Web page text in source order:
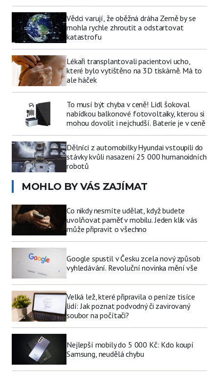
Vědci varují, že oběžná dráha Země by se
mohla rychle zhroutit a odstartovat
katastrofu
Lékaři transplantovali pacientovi ucho,
které bylo vytištěno na 3D tiskárně. Má to
ale háček
To musí být chyba v ceně! Lidl šokoval
nabídkou balkonové fotovoltaiky, kterou si
mohou dovolit i nejchudší. Baterie je v ceně
Dělníci z automobilky Hyundai vstoupili do
stávky kvůli nasazení 25 000 humanoidních
robotů
MOHLO BY VÁS ZAJÍMAT
Co nikdy nesmíte udělat, když budete
uvolňovat paměť v mobilu. Jeden klik vás
může připravit o všechno
Google spustil v Česku zcela nový způsob
vyhledávání. Revoluční novinka mění vše
Velká lež, které připravila o peníze tisíce
lidí: Jak poznat podvodný či zavirovaný
soubor na počítači?
Nejlepší mobily do 5 000 Kč: Kdo koupí
Samsung, neudělá chybu